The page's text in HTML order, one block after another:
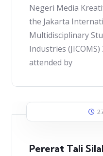
Negeri Media
the Jakarta
Multidisciplinary
Industries
attended by
Pererat Tali